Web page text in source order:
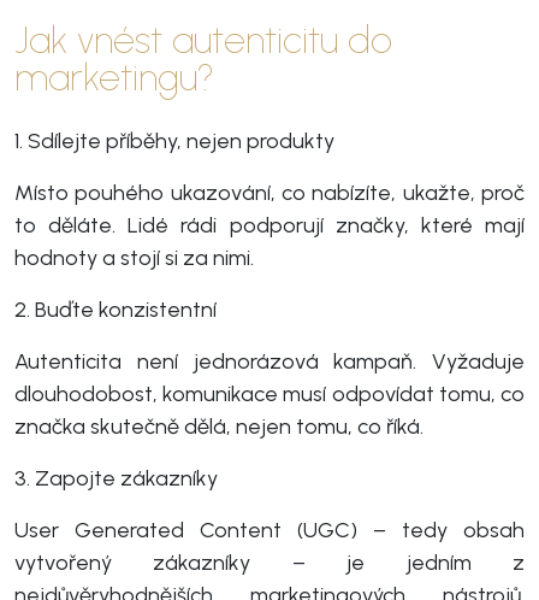
Jak vnést autenticitu do
marketingu?
1. Sdílejte příběhy, nejen produkty
Místo pouhého ukazování, co nabízíte, ukažte, proč
to děláte. Lidé rádi podporují značky, které mají
hodnoty a stojí si za nimi.
2. Buďte konzistentní
Autenticita není jednorázová kampaň. Vyžaduje
dlouhodobost, komunikace musí odpovídat tomu, co
značka skutečně dělá, nejen tomu, co říká.
3. Zapojte zákazníky
User Generated Content (UGC) – tedy obsah
vytvořený zákazníky – je jedním z
nejdůvěryhodnějších marketingových nástrojů.